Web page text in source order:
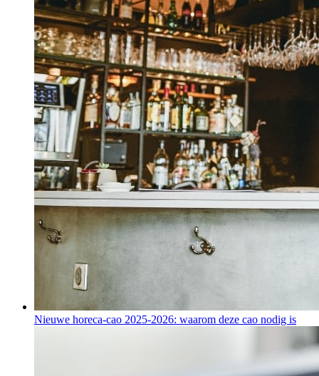
Nieuwe horeca-cao 2025-2026: waarom deze cao nodig is